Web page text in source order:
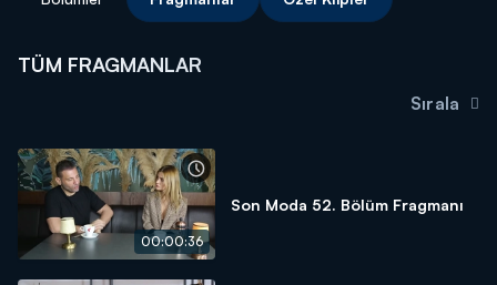
DİĞER SONUÇLAR
TÜM FRAGMANLAR
Sırala
00:00:36
Son Moda 52. Bölüm Fragmanı